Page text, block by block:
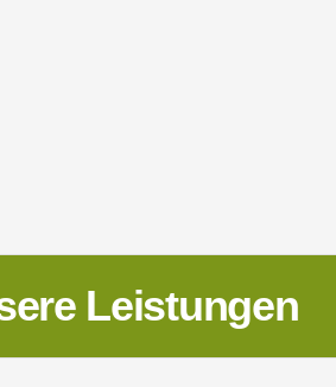
Leistungen